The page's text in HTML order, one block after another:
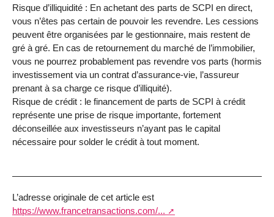
Risque d’illiquidité : En achetant des parts de SCPI en direct,
vous n’êtes pas certain de pouvoir les revendre. Les cessions
peuvent être organisées par le gestionnaire, mais restent de
gré à gré. En cas de retournement du marché de l’immobilier,
vous ne pourrez probablement pas revendre vos parts (hormis
investissement via un contrat d’assurance-vie, l’assureur
prenant à sa charge ce risque d’illiquité).
Risque de crédit : le financement de parts de SCPI à crédit
représente une prise de risque importante, fortement
déconseillée aux investisseurs n’ayant pas le capital
nécessaire pour solder le crédit à tout moment.
L’adresse originale de cet article est
https://www.francetransactions.com/...